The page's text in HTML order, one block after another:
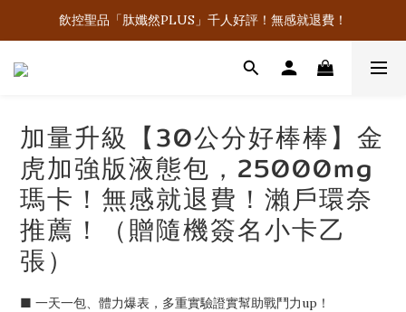
飲控聖品「肽孅然PLUS」千人好評！無感就退費！
買好棒棒系列商品隨機送「女神簽名照💋」
飲控聖品「肽孅然PLUS」千人好評！無感就退費！
加量升級【30公分好棒棒】金
虎加強版液態包，25000mg
瑪卡！無感就退費！瀨戶環奈
推薦！（贈隨機簽名小卡乙
張）
■ 一天一包、體力爆表，多重實驗證實幫助戰鬥力up！